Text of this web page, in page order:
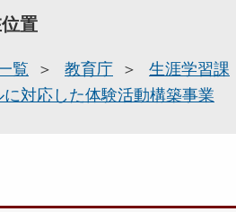
置
覧 教育庁 生涯学習課
対応した体験活動構築事業